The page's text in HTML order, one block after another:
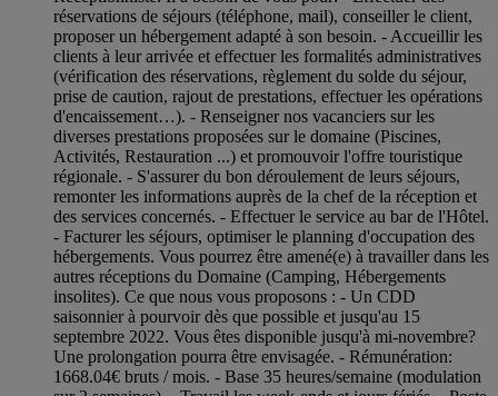
réservations de séjours (téléphone, mail), conseiller le client,
proposer un hébergement adapté à son besoin. - Accueillir les
clients à leur arrivée et effectuer les formalités administratives
(vérification des réservations, règlement du solde du séjour,
prise de caution, rajout de prestations, effectuer les opérations
d'encaissement…). - Renseigner nos vacanciers sur les
diverses prestations proposées sur le domaine (Piscines,
Activités, Restauration ...) et promouvoir l'offre touristique
régionale. - S'assurer du bon déroulement de leurs séjours,
remonter les informations auprès de la chef de la réception et
des services concernés. - Effectuer le service au bar de l'Hôtel.
- Facturer les séjours, optimiser le planning d'occupation des
hébergements. Vous pourrez être amené(e) à travailler dans les
autres réceptions du Domaine (Camping, Hébergements
insolites). Ce que nous vous proposons : - Un CDD
saisonnier à pourvoir dès que possible et jusqu'au 15
septembre 2022. Vous êtes disponible jusqu'à mi-novembre?
Une prolongation pourra être envisagée. - Rémunération:
1668.04€ bruts / mois. - Base 35 heures/semaine (modulation